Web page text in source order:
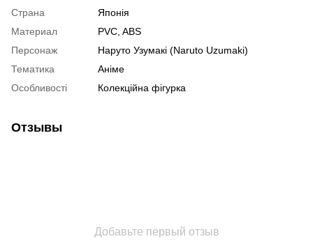
Страна
Японія
Материал
PVC, ABS
Персонаж
Наруто Узумакі (Naruto Uzumaki)
Тематика
Аніме
Особливості
Колекційна фігурка
Отзывы
Добавьте первый отзыв